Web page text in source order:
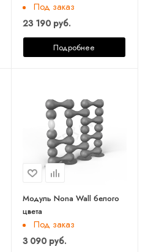
Под заказ
23 190 руб.
Подробнее
Модуль Nona Wall белого
цвета
Под заказ
3 090 руб.